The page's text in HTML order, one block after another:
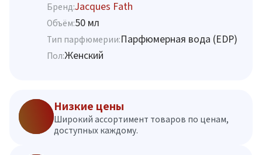
Бренд:Jacques Fath
Объём:50 мл
Тип парфюмерии:Парфюмерная вода (EDP)
Пол:Женский
Низкие цены
Широкий ассортимент товаров по ценам,
доступных каждому.